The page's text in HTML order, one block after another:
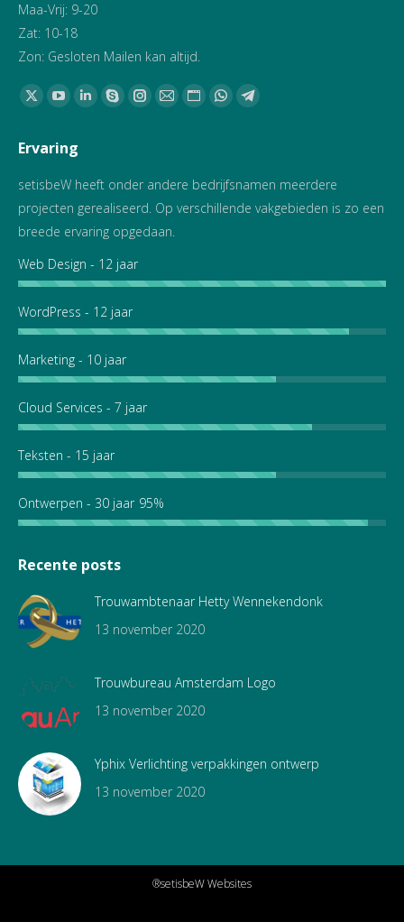
Maa-Vrij: 9-20
Zat: 10-18
Zon: Gesloten Mailen kan altijd.
Vind ons op:
X
opens
in
new
window
YouTube
opens
in
window
Linkedin
window
Skype
new
window
Instagram
new
window
Mail
in
Website
in
new
Whatsapp
in
new
Telegram
new
Ervaring
setisbeW heeft onder andere bedrijfsnamen meerdere
projecten gerealiseerd. Op verschillende vakgebieden is zo een
breede ervaring opgedaan.
Web Design - 12 jaar
WordPress - 12 jaar
Marketing - 10 jaar
Cloud Services - 7 jaar
Teksten - 15 jaar
Ontwerpen - 30 jaar 95%
Recente posts
Trouwambtenaar Hetty Wennekendonk
13 november 2020
Trouwbureau Amsterdam Logo
13 november 2020
Yphix Verlichting verpakkingen ontwerp
13 november 2020
®setisbeW Websites